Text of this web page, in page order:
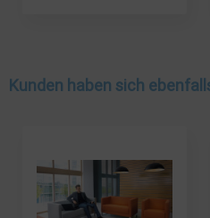
Kunden haben sich